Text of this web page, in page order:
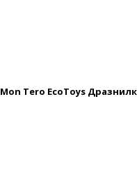
Mon Tero EcoToys